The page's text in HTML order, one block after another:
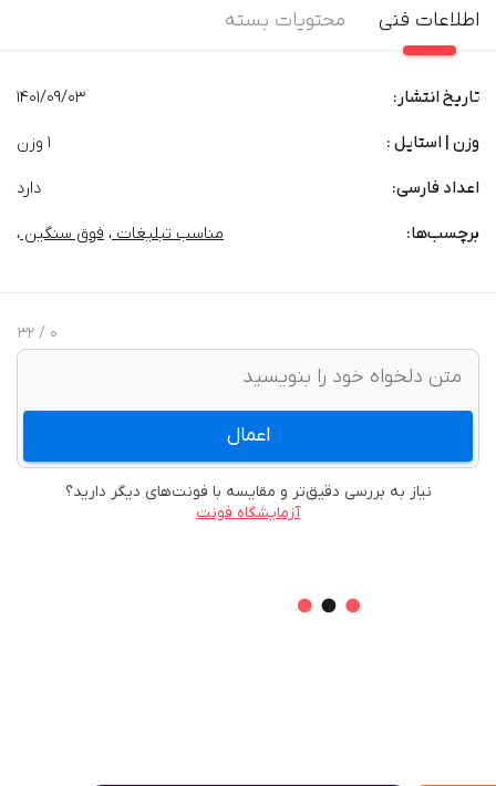
اطلاعات فنی محتویات بسته
تاریخ انتشار: 1401/09/03
وزن | استایل : 1 وزن
اعداد فارسی: دارد
برچسب‌‌ها: مناسب تبلیغات ، فوق سنگین ،
0
/ 32
اعمال
نیاز به بررسی دقیق‌تر و مقایسه با فونت‌های دیگر دارید؟
آزمایشگاه فونت